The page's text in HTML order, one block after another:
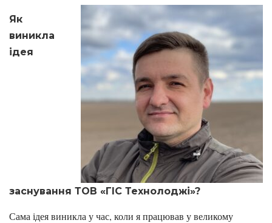
Як
виникла
ідея
заснування ТОВ «ГІС Технолоджі»?
Сама ідея виникла у час, коли я працював у великому